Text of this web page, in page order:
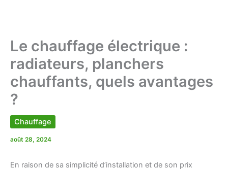
Le chauffage électrique :
radiateurs, planchers
chauffants, quels avantages
?
Chauffage
août 28, 2024
En raison de sa simplicité d’installation et de son prix